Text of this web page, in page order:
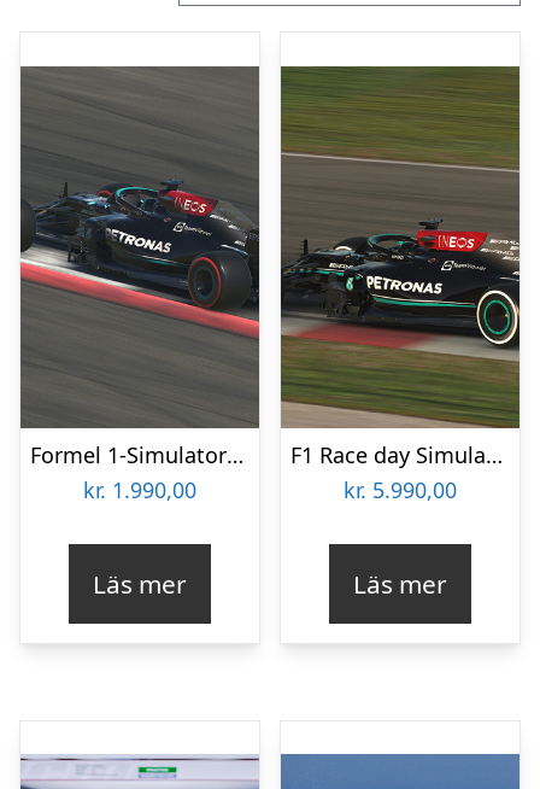
Formel 1-Simulator för två
kr. 1.990,00
Läs mer
F1 Race day Simulator för två
kr. 5.990,00
Läs mer